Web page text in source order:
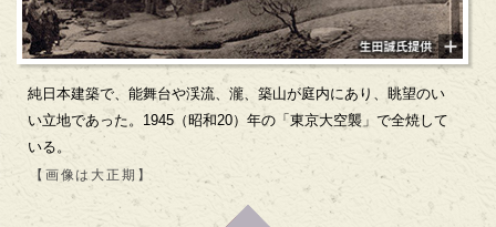
純日本建築で、能舞台や渓流、瀧、築山が庭内にあり、眺望のい
い立地であった。1945（昭和20）年の「東京大空襲」で全焼して
いる。
【画像は大正期】